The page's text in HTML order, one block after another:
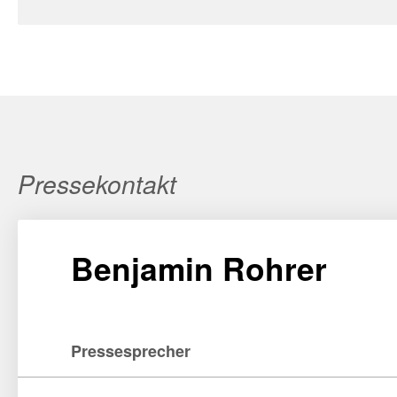
Pressekontakt
Benjamin Rohrer
Pressesprecher